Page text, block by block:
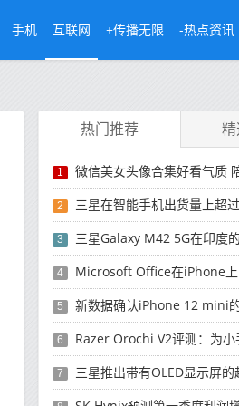
手机 互联网 +传播无限 -热点资讯
热门推荐
1 微信美女头像合集好看气质 陪你看日落的
2 三星在智能手机出货量上超
3 三星Galaxy M42 5G在印度的首次销售
4 Microsoft Office在iPhone上收
5 新数据确认iPhone 12 mini的销
6 Razer Orochi V2评测：为小手游戏玩
7 三星推出带有OLED显示屏的超轻型Galaxy Book Pro和Galaxy